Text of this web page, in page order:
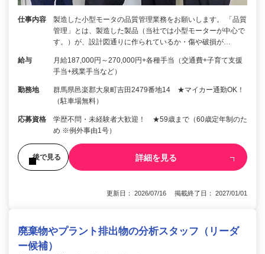
仕事内容
製造した小型モータの品質管理業務をお願いします。 「品質
管理」とは、製造した製品（当社では小型モーターが中心で
す。）が、設計図通りに作られているか・傷や破損が…
給与
月給187,000円～270,000円+各種手当（交通費+子育て支援
手当+残業手当など）
勤務地
群馬県邑楽郡大泉町吉田2479番地14 ★マイカー通勤OK！
（駐車場無料）
応募資格
学歴不問・未経験者大歓迎！ ★59歳まで（60歳定年制のた
め ※例外事由1号）
後で見る 詳細を見る
更新日： 2026/07/16 掲載終了日： 2027/01/01
廃棄物やプラント排出物の分析スタッフ（リーダ
ー候補）